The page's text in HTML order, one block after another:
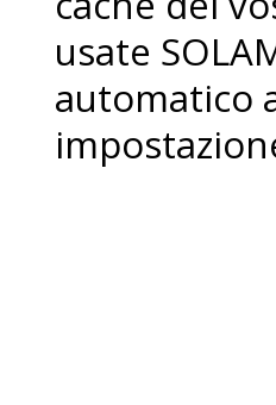
usate
automatico